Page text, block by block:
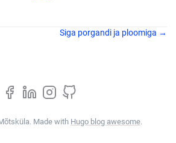
Siga porgandi ja ploomiga →
Made with Hugo blog awesome.